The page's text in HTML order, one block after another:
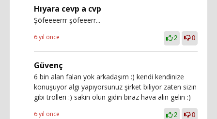
Hıyara cevp a cvp
Şöfeeeerrr şöfeeerr...
6 yıl önce 2 0
Güvenç
6 bin alan falan yok arkadaşım :) kendi kendinize
konuşuyor algı yapıyorsunuz şirket biliyor zaten sizin
gibi trolleri :) sakin olun gidin biraz hava alin gelin :)
6 yıl önce 2 0